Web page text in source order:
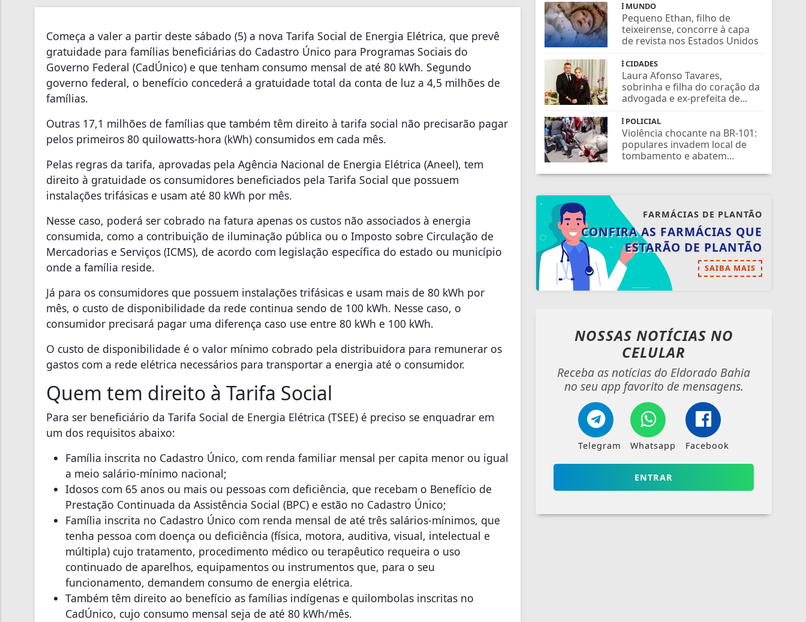
Começa a valer a partir deste sábado (5) a nova Tarifa Social de Energia Elétrica, que prevê
gratuidade para famílias beneficiárias do Cadastro Único para Programas Sociais do
Governo Federal (CadÚnico) e que tenham consumo mensal de até 80 kWh. Segundo
governo federal, o benefício concederá a gratuidade total da conta de luz a 4,5 milhões de
famílias.
Outras 17,1 milhões de famílias que também têm direito à tarifa social não precisarão pagar
pelos primeiros 80 quilowatts-hora (kWh) consumidos em cada mês.
Pelas regras da tarifa, aprovadas pela Agência Nacional de Energia Elétrica (Aneel), tem
direito à gratuidade os consumidores beneficiados pela Tarifa Social que possuem
instalações trifásicas e usam até 80 kWh por mês.
Nesse caso, poderá ser cobrado na fatura apenas os custos não associados à energia
consumida, como a contribuição de iluminação pública ou o Imposto sobre Circulação de
Mercadorias e Serviços (ICMS), de acordo com legislação específica do estado ou município
onde a família reside.
Já para os consumidores que possuem instalações trifásicas e usam mais de 80 kWh por
mês, o custo de disponibilidade da rede continua sendo de 100 kWh. Nesse caso, o
consumidor precisará pagar uma diferença caso use entre 80 kWh e 100 kWh.
O custo de disponibilidade é o valor mínimo cobrado pela distribuidora para remunerar os
gastos com a rede elétrica necessários para transportar a energia até o consumidor.
Quem tem direito à Tarifa Social
Para ser beneficiário da Tarifa Social de Energia Elétrica (TSEE) é preciso se enquadrar em
um dos requisitos abaixo:
Família inscrita no Cadastro Único, com renda familiar mensal per capita menor ou igual
a meio salário-mínimo nacional;
Idosos com 65 anos ou mais ou pessoas com deficiência, que recebam o Benefício de
Prestação Continuada da Assistência Social (BPC) e estão no Cadastro Único;
Família inscrita no Cadastro Único com renda mensal de até três salários-mínimos, que
tenha pessoa com doença ou deficiência (física, motora, auditiva, visual, intelectual e
múltipla) cujo tratamento, procedimento médico ou terapêutico requeira o uso
continuado de aparelhos, equipamentos ou instrumentos que, para o seu
funcionamento, demandem consumo de energia elétrica.
Também têm direito ao benefício as famílias indígenas e quilombolas inscritas no
CadÚnico, cujo consumo mensal seja de até 80 kWh/mês.
MUNDO
Pequeno Ethan, filho de
teixeirense, concorre à capa
de revista nos Estados Unidos
CIDADES
Laura Afonso Tavares,
sobrinha e filha do coração da
advogada e ex-prefeita de...
POLICIAL
Violência chocante na BR-101:
populares invadem local de
tombamento e abatem...
FARMÁCIAS DE PLANTÃO
CONFIRA AS FARMÁCIAS QUE
ESTARÃO DE PLANTÃO
SAIBA MAIS
NOSSAS NOTÍCIAS NO
CELULAR
Receba as notícias do Eldorado Bahia
no seu app favorito de mensagens.
Telegram Whatsapp Facebook
ENTRAR